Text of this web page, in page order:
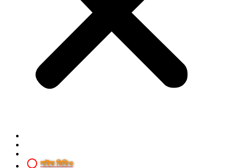
লাইভ ভিডিও